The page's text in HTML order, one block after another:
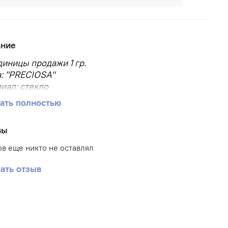
продажи 1 гр.
"PRECIOSA"
стекло
бисера: 10/0
мм: 2.3
в пакете
бисера: круглый
полностью
еще никто не оставлял
отзыв